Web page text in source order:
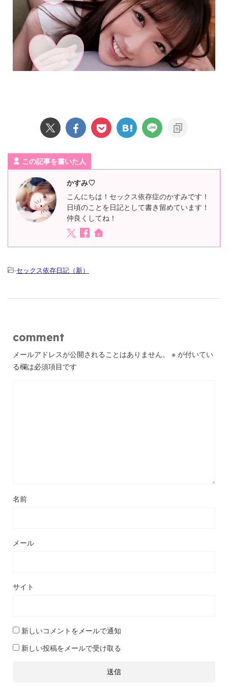
この記事を書いた人
かすみ♡
こんにちは！セックス依存症のかすみです！
日頃のことを日記として書き留めています！
仲良くしてね！
-セックス依存日記（新）
comment
メールアドレスが公開されることはありません。 ※ が付いてい
る欄は必須項目です
名前
メール
サイト
新しいコメントをメールで通知
新しい投稿をメールで受け取る